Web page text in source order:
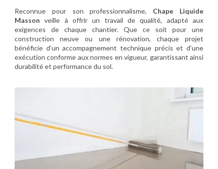
Reconnue pour son professionnalisme, Chape Liquide
Masson veille à offrir un travail de qualité, adapté aux
exigences de chaque chantier. Que ce soit pour une
construction neuve ou une rénovation, chaque projet
bénéficie d’un accompagnement technique précis et d’une
exécution conforme aux normes en vigueur, garantissant ainsi
durabilité et performance du sol.